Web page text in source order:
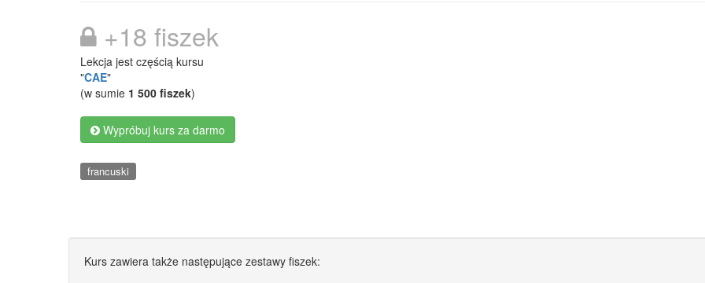
+18 fiszek
Lekcja jest częścią kursu
"CAE"
(w sumie 1 500 fiszek)
Wypróbuj kurs za darmo
francuski
Kurs zawiera także następujące zestawy fiszek: